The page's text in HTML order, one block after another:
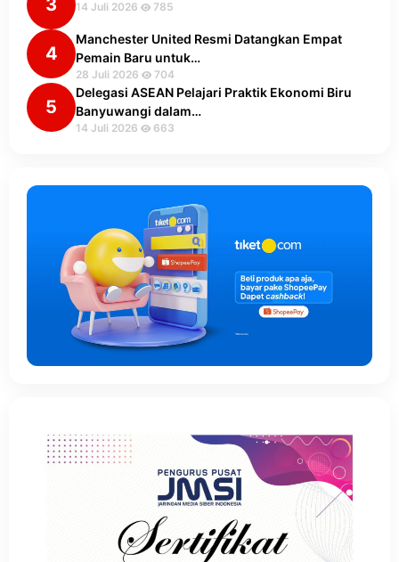
3 14 Juli 2026 785
4
Manchester United Resmi Datangkan Empat
Pemain Baru untuk…
28 Juli 2026 704
5
Delegasi ASEAN Pelajari Praktik Ekonomi Biru
Banyuwangi dalam…
14 Juli 2026 663